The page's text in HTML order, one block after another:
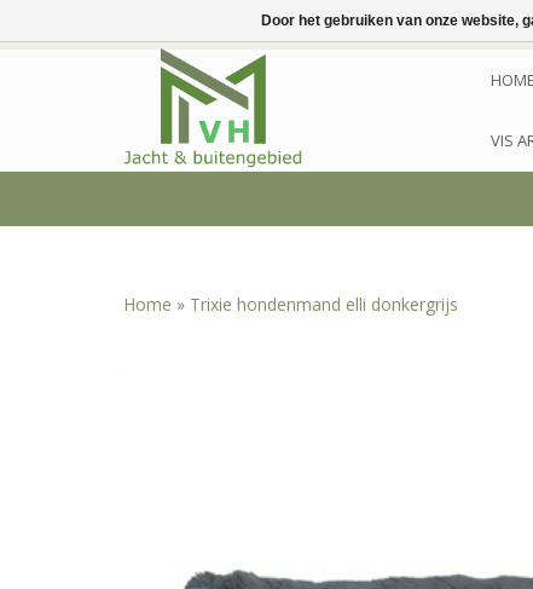
HOME
VIS
Home » Trixie hondenmand elli donkergrijs
Door het gebruiken van onze website,